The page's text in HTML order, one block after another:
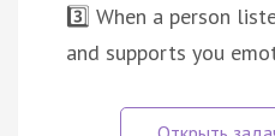
3️⃣ When a person
and supports you